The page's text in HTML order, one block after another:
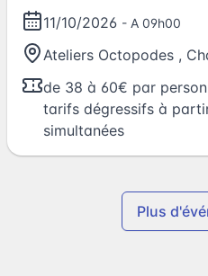
11/10/2026 - A 09h00
Ateliers Octopodes ,
de 38 à 60€ par
tarifs dégressifs à
simultanées
Plus